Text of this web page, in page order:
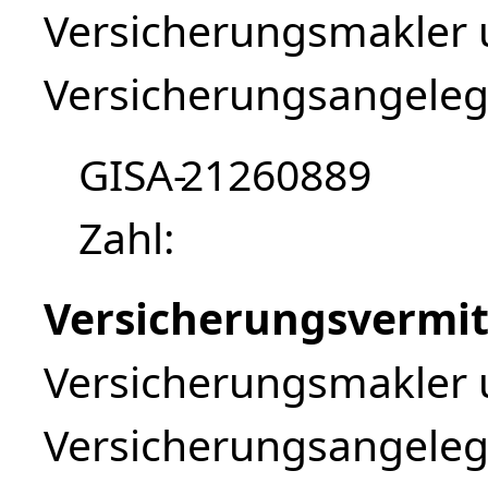
Versicherungsmakler
GISA-
Zahl
21260889
Versicherungsmakler